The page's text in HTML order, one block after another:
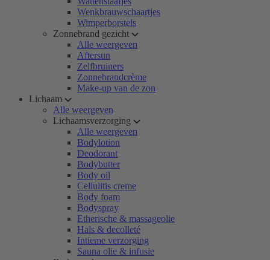
Wenkbrauwschaartjes
Wimperborstels
Zonnebrand gezicht
Alle weergeven
Aftersun
Zelfbruiners
Zonnebrandcrème
Make-up van de zon
Lichaam
Alle weergeven
Lichaamsverzorging
Alle weergeven
Bodylotion
Deodorant
Bodybutter
Body oil
Cellulitis creme
Body foam
Bodyspray
Etherische & massageolie
Hals & decolleté
Intieme verzorging
Sauna olie & infusie